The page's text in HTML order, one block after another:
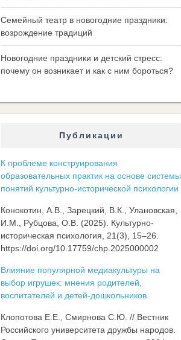
Семейный театр в новогодние праздники:
возрождение традиций
Новогодние праздники и детский стресс:
почему он возникает и как с ним бороться?
Публикации
К проблеме конструирования
образовательных практик на основе системы
понятий культурно-исторической психологии
Конокотин, А.В., Зарецкий, В.К., Улановская,
И.М., Рубцова, О.В. (2025). Культурно-
историческая психология, 21(3), 15–26.
https://doi.org/10.17759/chp.2025000002
Влияние популярной медиакультуры на
выбор игрушек: мнения родителей,
воспитателей и детей-дошкольников
Клопотова Е.Е., Смирнова С.Ю. // Вестник
Российского университета дружбы народов.